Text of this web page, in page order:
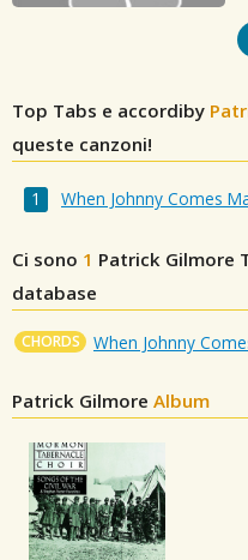
Top Tabs e accordiby
queste canzoni!
When Johnny Comes
Ci sono 1 Patrick Gilmore
database
CHORDS When Johnny
Patrick Gilmore Album